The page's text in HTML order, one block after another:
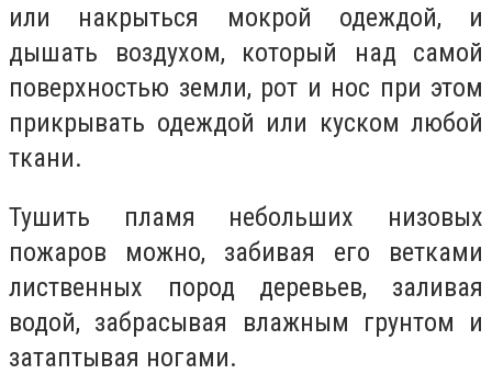
или накрыться мокрой одеждой, и
дышать воздухом, который над самой
поверхностью земли, рот и нос при этом
прикрывать одеждой или куском любой
ткани.
Тушить пламя небольших низовых
пожаров можно, забивая его ветками
лиственных пород деревьев, заливая
водой, забрасывая влажным грунтом и
затаптывая ногами.